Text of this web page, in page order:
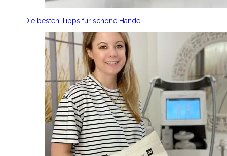
Die besten Tipps für schöne Hände